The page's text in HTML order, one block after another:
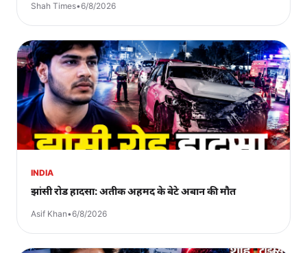
Shah Times•6/8/2026
INDIA
झांसी रोड हादसा: अतीक अहमद के बेटे अबान की मौत
Asif Khan•6/8/2026